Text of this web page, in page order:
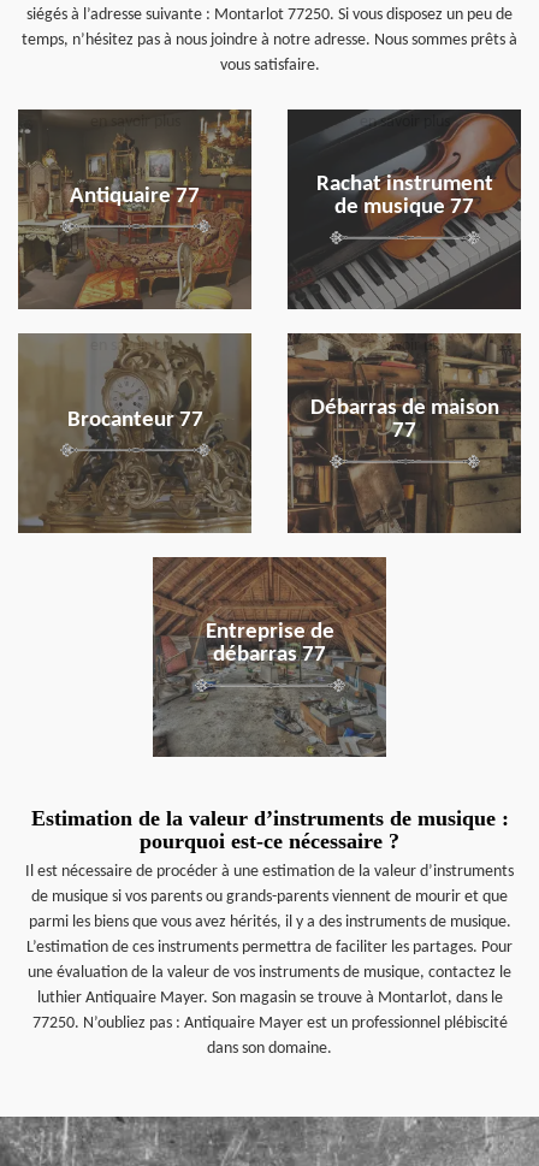
siégés à l’adresse suivante : Montarlot 77250. Si vous disposez un peu de
temps, n’hésitez pas à nous joindre à notre adresse. Nous sommes prêts à
vous satisfaire.
Antiquaire 77
en savoir plus
Rachat instrument
de musique 77
en savoir plus
Brocanteur 77
en savoir plus
Débarras de maison
77
en savoir plus
Entreprise de
débarras 77
en savoir plus
Estimation de la valeur d’instruments de musique :
pourquoi est-ce nécessaire ?
Il est nécessaire de procéder à une estimation de la valeur d’instruments
de musique si vos parents ou grands-parents viennent de mourir et que
parmi les biens que vous avez hérités, il y a des instruments de musique.
L’estimation de ces instruments permettra de faciliter les partages. Pour
une évaluation de la valeur de vos instruments de musique, contactez le
luthier Antiquaire Mayer. Son magasin se trouve à Montarlot, dans le
77250. N’oubliez pas : Antiquaire Mayer est un professionnel plébiscité
dans son domaine.